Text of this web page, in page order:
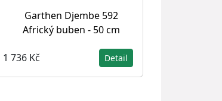
Garthen Djembe 592
Africký buben - 50 cm
1 736 Kč Detail